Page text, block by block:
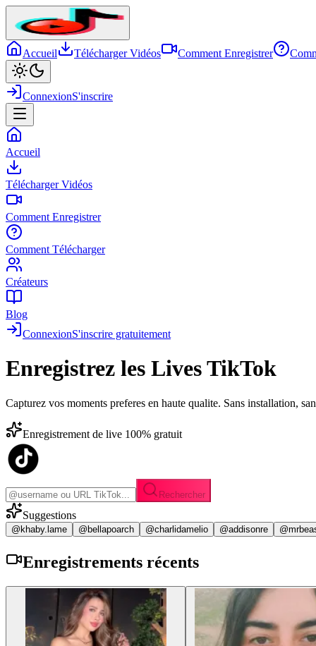
Accueil Télécharger Vidéos Comment Enregistrer
ConnexionS'inscrire
Accueil
Télécharger Vidéos
Comment Enregistrer
Comment Télécharger
Créateurs
Blog
ConnexionS'inscrire gratuitement
Enregistrez les Lives TikTok
Capturez vos moments preferes en haute qualite. Sans installation,
Enregistrement de live 100% gratuit
Rechercher
Suggestions
@khaby.lame @bellapoarch @charlidamelio @addisonre
Enregistrements récents